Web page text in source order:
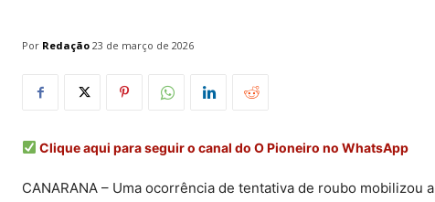
Por Redação 23 de março de 2026
Clique aqui para seguir o canal do O Pioneiro no WhatsApp
CANARANA – Uma ocorrência de tentativa de roubo